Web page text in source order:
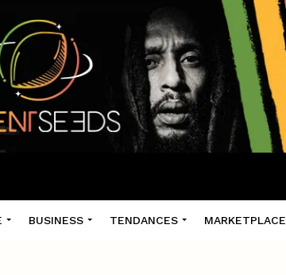
BUSINESS TENDANCES MARKETPLACE